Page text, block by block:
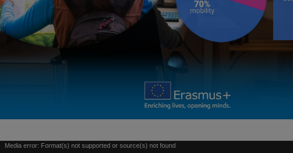
Reproduktor
Media error: Format(s) not supported or source(s) not found